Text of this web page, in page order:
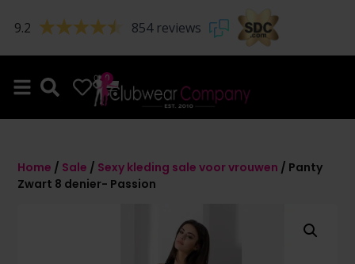
9.2 854 reviews
0 0
Home / Sale / Sexy kleding sale voor vrouwen / Panty
Zwart 8 denier- Passion